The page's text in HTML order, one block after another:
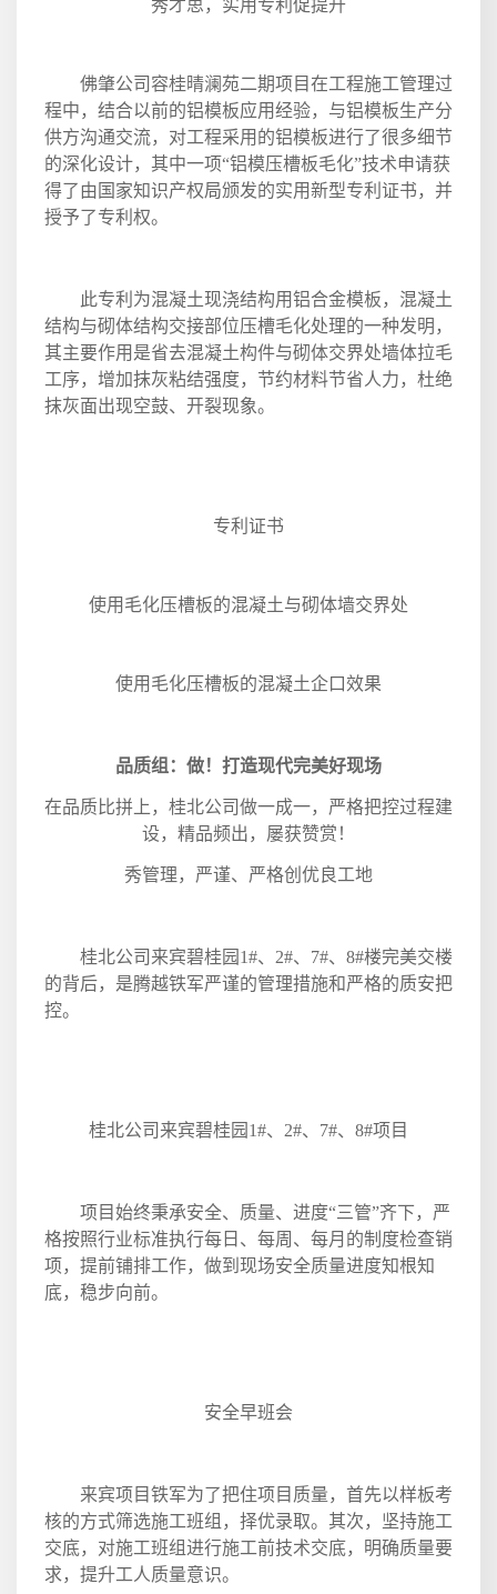
秀才思，实用专利促提升
佛肇公司容桂晴澜苑二期项目在工程施工管理过
程中，结合以前的铝模板应用经验，与铝模板生产分
供方沟通交流，对工程采用的铝模板进行了很多细节
的深化设计，其中一项“铝模压槽板毛化”技术申请获
得了由国家知识产权局颁发的实用新型专利证书，并
授予了专利权。
此专利为混凝土现浇结构用铝合金模板，混凝土
结构与砌体结构交接部位压槽毛化处理的一种发明，
其主要作用是省去混凝土构件与砌体交界处墙体拉毛
工序，增加抹灰粘结强度，节约材料节省人力，杜绝
抹灰面出现空鼓、开裂现象。
专利证书
使用毛化压槽板的混凝土与砌体墙交界处
使用毛化压槽板的混凝土企口效果
品质组：做！打造现代完美好现场
在品质比拼上，桂北公司做一成一，严格把控过程建
设，精品频出，屡获赞赏！
秀管理，严谨、严格创优良工地
桂北公司来宾碧桂园 1#、 2#、 7#、 8#楼完美交楼
的背后，是腾越铁军严谨的管理措施和严格的质安把
控。
桂北公司来宾碧桂园 1#、 2#、 7#、 8#项目
项目始终秉承安全、质量、进度“三管”齐下，严
格按照行业标准执行每日、每周、每月的制度检查销
项，提前铺排工作，做到现场安全质量进度知根知
底，稳步向前。
安全早班会
来宾项目铁军为了把住项目质量，首先以样板考
核的方式筛选施工班组，择优录取。其次，坚持施工
交底，对施工班组进行施工前技术交底，明确质量要
求，提升工人质量意识。